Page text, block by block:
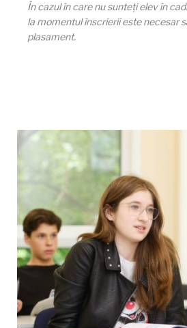
În cazul în care nu sunteți elev în
la momentul înscrierii este necesar
plasament.